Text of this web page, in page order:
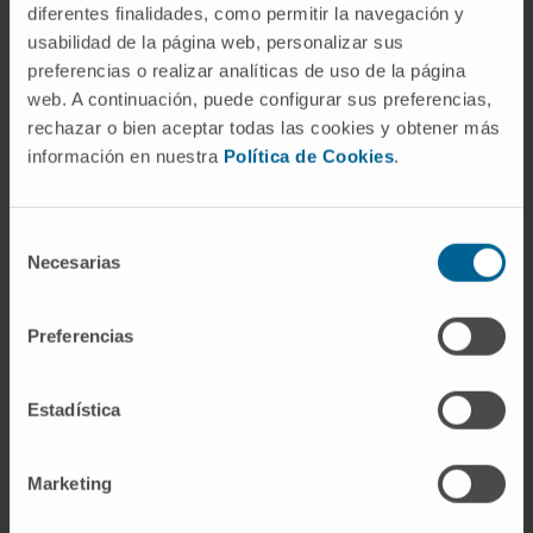
diferentes finalidades, como permitir la navegación y
usabilidad de la página web, personalizar sus
preferencias o realizar analíticas de uso de la página
web. A continuación, puede configurar sus preferencias,
rechazar o bien aceptar todas las cookies y obtener más
información en nuestra Política de Cookies.
Necesarias
Preferencias
Estadística
Marketing
cerebro de ratón perfundido para inmunohistoquímica.
Otro resultado observado por los investigadores es
que “al bloquear un tipo de células inmunitarias, las
células T reguladoras o Treg, también mejoró la
capacidad cognitiva del ratón con alzhéimer y